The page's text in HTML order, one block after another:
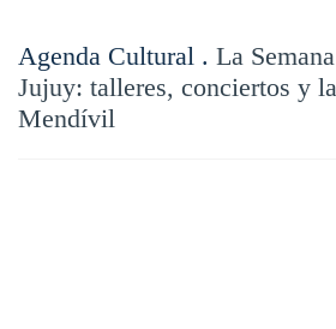
Agenda Cultural . La
Jujuy: talleres, conciertos y
Mendívil